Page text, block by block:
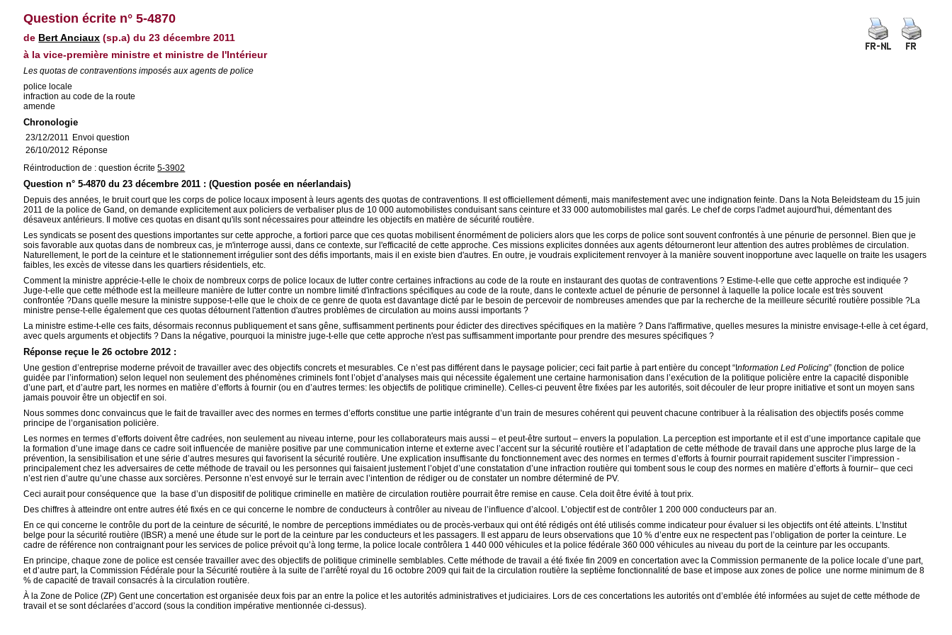
Question écrite n° 5-4870
de Bert Anciaux (sp.a) du 23 décembre 2011
à la vice-première ministre et ministre de l'Intérieur
Les quotas de contraventions imposés aux agents de police
police locale
infraction au code de la route
amende
Chronologie
23/12/2011 Envoi question
26/10/2012 Réponse
Réintroduction de : question écrite5-3902
Question n° 5-4870 du 23 décembre 2011 : (Question posée en néerlandais)
Depuis des années, le bruit court que les corps de police locaux imposent à leurs agents des quotas de contraventions. Il est officiellement démenti, mais manifestement avec une indignation feinte. Dans la Nota Beleidsteam du 15 juin
2011 de la police de Gand, on demande explicitement aux policiers de verbaliser plus de 10 000 automobilistes conduisant sans ceinture et 33 000 automobilistes mal garés. Le chef de corps l'admet aujourd'hui, démentant des
désaveux antérieurs. Il motive ces quotas en disant qu'ils sont nécessaires pour atteindre les objectifs en matière de sécurité routière.
Les syndicats se posent des questions importantes sur cette approche, a fortiori parce que ces quotas mobilisent énormément de policiers alors que les corps de police sont souvent confrontés à une pénurie de personnel. Bien que je
sois favorable aux quotas dans de nombreux cas, je m'interroge aussi, dans ce contexte, sur l'efficacité de cette approche. Ces missions explicites données aux agents détourneront leur attention des autres problèmes de circulation.
Naturellement, le port de la ceinture et le stationnement irrégulier sont des défis importants, mais il en existe bien d'autres. En outre, je voudrais explicitement renvoyer à la manière souvent inopportune avec laquelle on traite les usagers
faibles, les excès de vitesse dans les quartiers résidentiels, etc.
Comment la ministre apprécie-t-elle le choix de nombreux corps de police locaux de lutter contre certaines infractions au code de la route en instaurant des quotas de contraventions ? Estime-t-elle que cette approche est indiquée ?
Juge-t-elle que cette méthode est la meilleure manière de lutter contre un nombre limité d'infractions spécifiques au code de la route, dans le contexte actuel de pénurie de personnel à laquelle la police locale est très souvent
confrontée ?Dans quelle mesure la ministre suppose-t-elle que le choix de ce genre de quota est davantage dicté par le besoin de percevoir de nombreuses amendes que par la recherche de la meilleure sécurité routière possible ?La
ministre pense-t-elle également que ces quotas détournent l'attention d'autres problèmes de circulation au moins aussi importants ?
La ministre estime-t-elle ces faits, désormais reconnus publiquement et sans gêne, suffisamment pertinents pour édicter des directives spécifiques en la matière ? Dans l'affirmative, quelles mesures la ministre envisage-t-elle à cet égard,
avec quels arguments et objectifs ? Dans la négative, pourquoi la ministre juge-t-elle que cette approche n'est pas suffisamment importante pour prendre des mesures spécifiques ?
Réponse reçue le 26 octobre 2012 :
Une gestion d’entreprise moderne prévoit de travailler avec des objectifs concrets et mesurables. Ce n’est pas différent dans le paysage policier; ceci fait partie à part entière du concept “Information Led Policing” (fonction de police
guidée par l’information) selon lequel non seulement des phénomènes criminels font l’objet d’analyses mais qui nécessite également une certaine harmonisation dans l’exécution de la politique policière entre la capacité disponible
d’une part, et d’autre part, les normes en matière d’efforts à fournir (ou en d’autres termes: les objectifs de politique criminelle). Celles-ci peuvent être fixées par les autorités, soit découler de leur propre initiative et sont un moyen sans
jamais pouvoir être un objectif en soi.
Nous sommes donc convaincus que le fait de travailler avec des normes en termes d’efforts constitue une partie intégrante d’un train de mesures cohérent qui peuvent chacune contribuer à la réalisation des objectifs posés comme
principe de l’organisation policière.
Les normes en termes d’efforts doivent être cadrées, non seulement au niveau interne, pour les collaborateurs mais aussi – et peut-être surtout – envers la population. La perception est importante et il est d’une importance capitale que
la formation d’une image dans ce cadre soit influencée de manière positive par une communication interne et externe avec l’accent sur la sécurité routière et l’adaptation de cette méthode de travail dans une approche plus large de la
prévention, la sensibilisation et une série d’autres mesures qui favorisent la sécurité routière. Une explication insuffisante du fonctionnement avec des normes en termes d’efforts à fournir pourrait rapidement susciter l’impression -
principalement chez les adversaires de cette méthode de travail ou les personnes qui faisaient justement l’objet d’une constatation d’une infraction routière qui tombent sous le coup des normes en matière d’efforts à fournir– que ceci
n’est rien d’autre qu’une chasse aux sorcières. Personne n’est envoyé sur le terrain avec l’intention de rédiger ou de constater un nombre déterminé de PV.
Ceci aurait pour conséquence que la base d’un dispositif de politique criminelle en matière de circulation routière pourrait être remise en cause. Cela doit être évité à tout prix.
Des chiffres à atteindre ont entre autres été fixés en ce qui concerne le nombre de conducteurs à contrôler au niveau de l’influence d’alcool. L’objectif est de contrôler 1 200 000 conducteurs par an.
En ce qui concerne le contrôle du port de la ceinture de sécurité, le nombre de perceptions immédiates ou de procès-verbaux qui ont été rédigés ont été utilisés comme indicateur pour évaluer si les objectifs ont été atteints. L’Institut
belge pour la sécurité routière (IBSR) a mené une étude sur le port de la ceinture par les conducteurs et les passagers. Il est apparu de leurs observations que 10 % d’entre eux ne respectent pas l’obligation de porter la ceinture. Le
cadre de référence non contraignant pour les services de police prévoit qu’à long terme, la police locale contrôlera 1 440 000 véhicules et la police fédérale 360 000 véhicules au niveau du port de la ceinture par les occupants.
En principe, chaque zone de police est censée travailler avec des objectifs de politique criminelle semblables. Cette méthode de travail a été fixée fin 2009 en concertation avec la Commission permanente de la police locale d’une part,
et d’autre part, la Commission Fédérale pour la Sécurité routière à la suite de l’arrêté royal du 16 octobre 2009 qui fait de la circulation routière la septième fonctionnalité de base et impose aux zones de police une norme minimum de 8
% de capacité de travail consacrés à la circulation routière.
À la Zone de Police (ZP) Gent une concertation est organisée deux fois par an entre la police et les autorités administratives et judiciaires. Lors de ces concertations les autorités ont d’emblée été informées au sujet de cette méthode de
travail et se sont déclarées d’accord (sous la condition impérative mentionnée ci-dessus).